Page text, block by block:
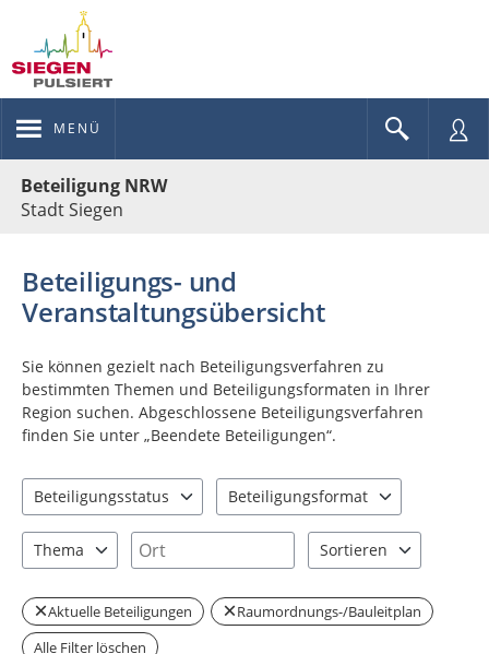
MENÜ
Beteiligung NRW
Stadt Siegen
Beteiligungs- und
Veranstaltungsübersicht
Sie können gezielt nach Beteiligungsverfahren zu
bestimmten Themen und Beteiligungsformaten in Ihrer
Region suchen. Abgeschlossene Beteiligungsverfahren
finden Sie unter „Beendete Beteiligungen“.
Beteiligungsstatus
Beteiligungsformat
Thema
Ort
Sortieren
Aktuelle Beteiligungen
Raumordnungs-/Bauleitplan
Alle Filter löschen